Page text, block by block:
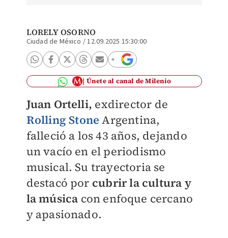
LORELY OSORNO
Ciudad de México /12.09.2025 15:30:00
Únete al canal de Milenio
Juan Ortelli, exdirector de
Rolling Stone Argentina,
falleció a los 43 años, dejando
un vacío en el periodismo
musical. Su trayectoria se
destacó por cubrir la cultura y
la música con enfoque cercano
y apasionado.